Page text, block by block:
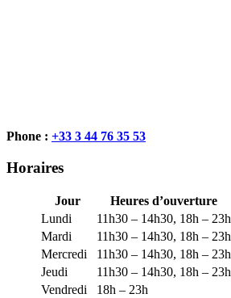
Phone : +33 3 44 76 35 53
Horaires
Jour
Heures d’ouverture
Lundi
11h30 – 14h30, 18h – 23h
Mardi
11h30 – 14h30, 18h – 23h
Mercredi
11h30 – 14h30, 18h – 23h
Jeudi
11h30 – 14h30, 18h – 23h
Vendredi
18h – 23h